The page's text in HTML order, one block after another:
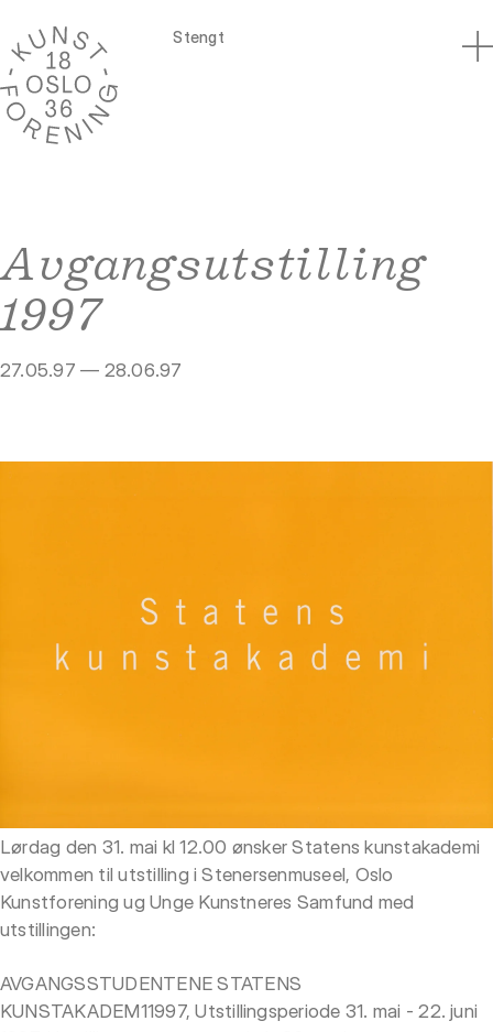
Stengt
Avgangsutstilling
1997
27.05.97 — 28.06.97
Lørdag den 31. mai kl 12.00 ønsker Statens kunstakademi
velkommen til utstilling i Stenersenmuseel, Oslo
Kunstforening ug Unge Kunstneres Samfund med
utstillingen:
AVGANGSSTUDENTENE STATENS
KUNSTAKADEM11997, Utstillingsperiode 31. mai - 22. juni